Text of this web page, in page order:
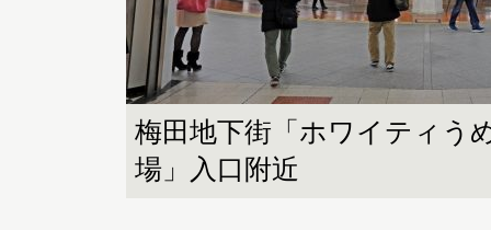
梅田地下街「ホワイティう
場」入口附近